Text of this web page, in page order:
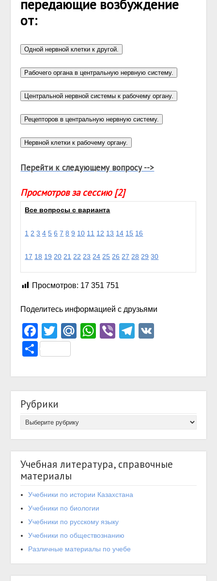
передающие возбуждение
от:
Перейти к следующему вопросу -->
Просмотров за сессию [2]
Все вопросы с варианта
1 2 3 4 5 6 7 8 9 10 11 12 13 14 15 16
17 18 19 20 21 22 23 24 25 26 27 28 29 30
Просмотров: 17 351 751
Поделитесь информацией с друзьями
Facebook
TwitterMail.Ru
WhatsApp
ViberTelegram
Отправить
Рубрики
Учебная литература, справочные
материалы
Учебники по истории Казахстана
Учебники по биологии
Учебники по русскому языку
Учебники по обществознанию
Различные материалы по учебе